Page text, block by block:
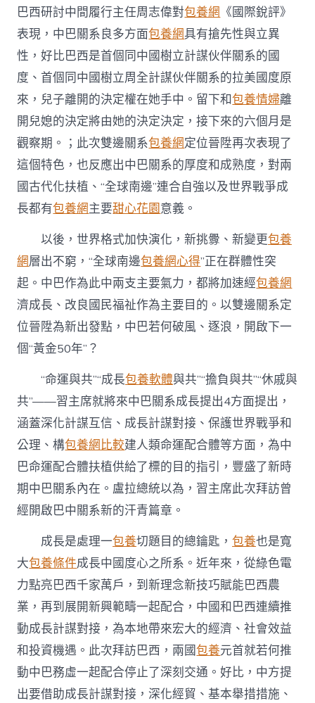
巴西研討中間履行主任周志偉對包養網 《國際銳評》
表現，中巴關系良多方面包養網具有搶先性與立異
性，好比巴西是首個同中國樹立計謀伙伴關系的國
度、首個同中國樹立周全計謀伙伴關系的拉美國度原
來，兒子離開的決定權在她手中。留下和包養情婦離
開兒媳的決定將由她的決定決定，接下來的六個月是
觀察期。；此次雙邊關系包養網定位晉陞再次表現了
這個特色，也反應出中巴關系的厚度和成熟度，對兩
國古代化扶植、“全球南邊”連合自強以及世界戰爭成
長都有包養網主要甜心花園意義。
以後，世界格式加快演化，新挑釁、新變更包養
網層出不窮，“全球南邊包養網心得”正在群體性突
起。中巴作為此中兩支主要氣力，都將加速經包養網
濟成長、改良國民福祉作為主要目的。以雙邊關系定
位晉陞為新出發點，中巴若何破風、逐浪，開啟下一
個“黃金50年”？
“命運與共”“成長包養軟體與共”“擔負與共”“休戚與
共”——習主席就將來中巴關系成長提出4方面提出，
涵蓋深化計謀互信、成長計謀對接、保護世界戰爭和
公理、構包養網比較建人類命運配合體等方面，為中
巴命運配合體扶植供給了標的目的指引，豐盛了新時
期中巴關系內在。盧拉總統以為，習主席此次拜訪曾
經開啟巴中關系新的汗青篇章。
成長是處理一包養切題目的總鑰匙，包養也是寬
大包養條件成長中國度心之所系。近年來，從綠色電
力點亮巴西千家萬戶，到新理念新技巧賦能巴西農
業，再到展開新興範疇一起配合，中國和巴西連續推
動成長計謀對接，為本地帶來宏大的經濟、社會效益
和投資機遇。此次拜訪巴西，兩國包養元首就若何推
動中巴務虛一起配合停止了深刻交通。好比，中方提
出要借助成長計謀對接，深化經貿、基本舉措措施、